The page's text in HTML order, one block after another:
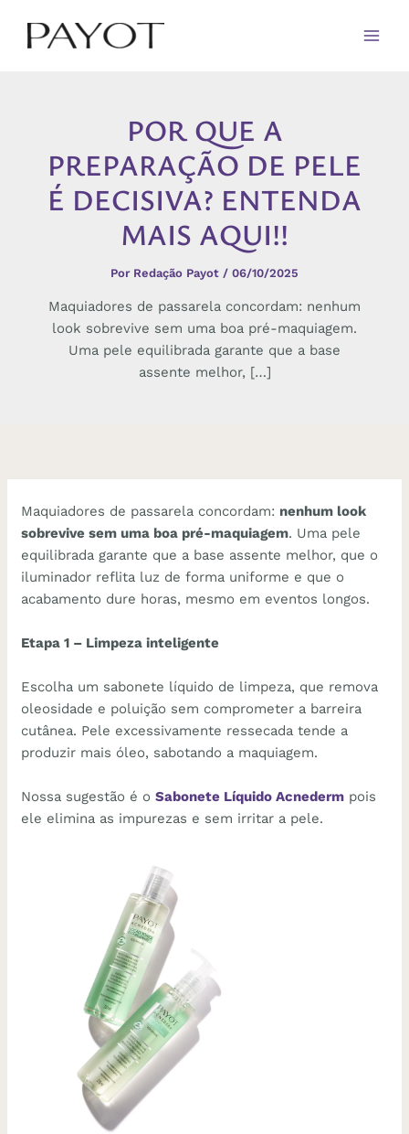
POR QUE A
PREPARAÇÃO DE PELE
É DECISIVA? ENTENDA
MAIS AQUI!!
Por Redação Payot / 06/10/2025
Maquiadores de passarela concordam: nenhum
look sobrevive sem uma boa pré-maquiagem.
Uma pele equilibrada garante que a base
assente melhor, […]
Maquiadores de passarela concordam: nenhum look
sobrevive sem uma boa pré-maquiagem. Uma pele
equilibrada garante que a base assente melhor, que o
iluminador reflita luz de forma uniforme e que o
acabamento dure horas, mesmo em eventos longos.
Etapa 1 – Limpeza inteligente
Escolha um sabonete líquido de limpeza, que remova
oleosidade e poluição sem comprometer a barreira
cutânea. Pele excessivamente ressecada tende a
produzir mais óleo, sabotando a maquiagem.
Nossa sugestão é oSabonete Líquido Acnederm pois
ele elimina as impurezas e sem irritar a pele.